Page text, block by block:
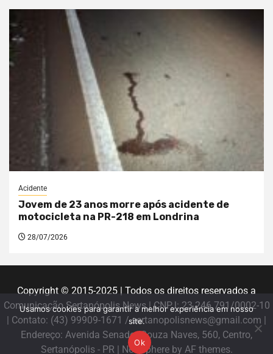
Acidente
Jovem de 23 anos morre após acidente de
motocicleta na PR-218 em Londrina
28/07/2026
Copyright © 2015-2025 | Todos os direitos reservados a
Comunicação Sertanópolis News | CNPJ: 23.246.791/0002-10
| Contato: (43) 99909-1671 / sertanopolisnews@gmail.com |
Endereço: Avenida Senador Souza Naves, 560, Centro,
Sertanópolis - PR | Newsphereby AF themes.
Usamos cookies para garantir a melhor experiência em nosso
site.
Ok